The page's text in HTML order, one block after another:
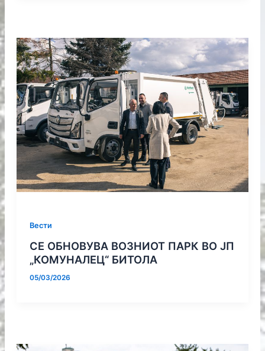
Вести
СЕ ОБНОВУВА ВОЗНИОТ ПАРК ВО ЈП
„КОМУНАЛЕЦ“ БИТОЛА
05/03/2026